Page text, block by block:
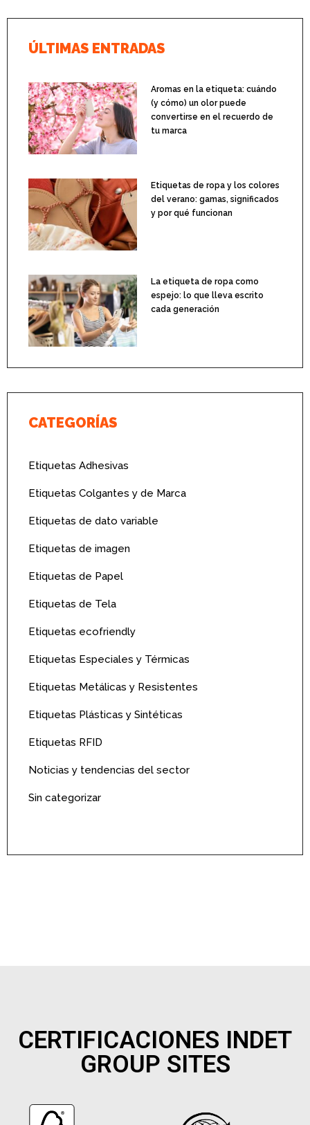
ÚLTIMAS ENTRADAS
Aromas en la etiqueta: cuándo
(y cómo) un olor puede
convertirse en el recuerdo de
tu marca
Etiquetas de ropa y los colores
del verano: gamas, significados
y por qué funcionan
La etiqueta de ropa como
espejo: lo que lleva escrito
cada generación
CATEGORÍAS
Etiquetas Adhesivas
Etiquetas Colgantes y de Marca
Etiquetas de dato variable
Etiquetas de imagen
Etiquetas de Papel
Etiquetas de Tela
Etiquetas ecofriendly
Etiquetas Especiales y Térmicas
Etiquetas Metálicas y Resistentes
Etiquetas Plásticas y Sintéticas
Etiquetas RFID
Noticias y tendencias del sector
Sin categorizar
CERTIFICACIONES INDET
GROUP SITES
®